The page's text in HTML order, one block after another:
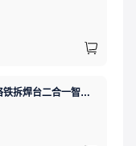
Bakon(深圳白光)，热风枪电烙铁拆焊台二合一智能双数显可调恒温焊接台，BK701D